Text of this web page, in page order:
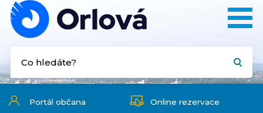
Portál občana Online rezervace